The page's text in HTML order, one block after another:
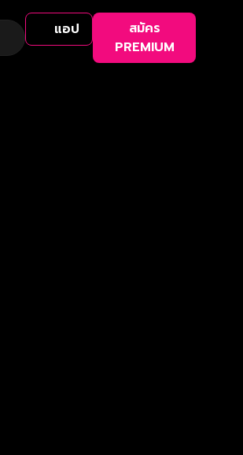
แอป
สมัคร
PREMIUM